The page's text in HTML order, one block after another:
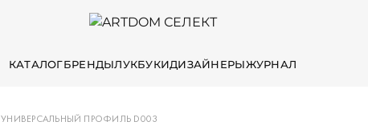
КАТАЛОГБРЕНДЫЛУКБУКИДИЗАЙНЕРЫЖУРНАЛ
УНИВЕРСАЛЬНЫЙ ПРОФИЛЬ D003